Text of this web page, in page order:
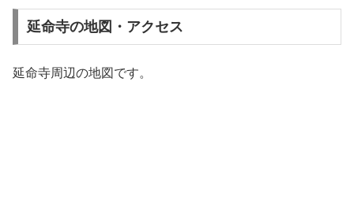
延命寺の地図・アクセス
延命寺周辺の地図です。